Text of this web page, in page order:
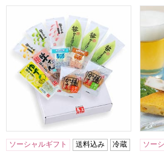
馬上かまぼこ店 笹かまぼこの家族
ソーシャルギフト 送料込み 冷蔵
鐘崎
ソー